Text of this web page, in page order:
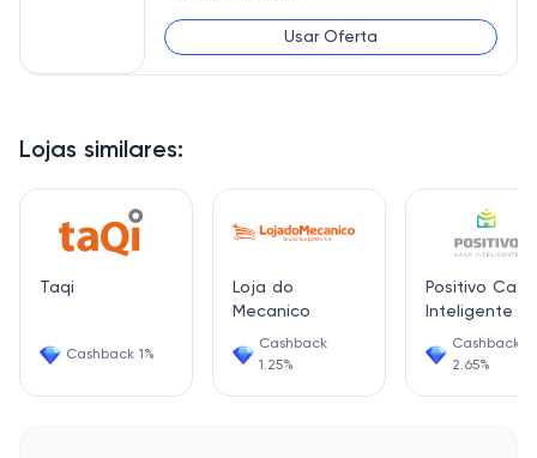
Lojas similares:
Taqi
Cashback 1%
Loja do
Mecanico
Cashback
1.25%
Positivo Casa
Inteligente
Cashback
2.65%
Usar Oferta